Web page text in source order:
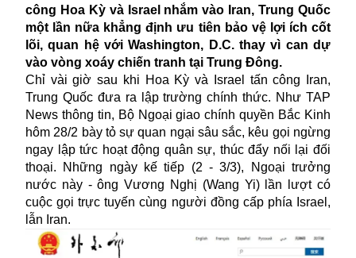
công Hoa Kỳ và Israel nhắm vào Iran, Trung Quốc
một lần nữa khẳng định ưu tiên bảo vệ lợi ích cốt
lõi, quan hệ với Washington, D.C. thay vì can dự
vào vòng xoáy chiến tranh tại Trung Đông.
Chỉ vài giờ sau khi Hoa Kỳ và Israel tấn công Iran,
Trung Quốc đưa ra lập trường chính thức. Như TAP
News thông tin, Bộ Ngoại giao chính quyền Bắc Kinh
hôm 28/2 bày tỏ sự quan ngại sâu sắc, kêu gọi ngừng
ngay lập tức hoạt động quân sự, thúc đẩy nối lại đối
thoại. Những ngày kế tiếp (2 - 3/3), Ngoại trưởng
nước này - ông Vương Nghị (Wang Yi) lần lượt có
cuộc gọi trực tuyến cùng người đồng cấp phía Israel,
lẫn Iran.